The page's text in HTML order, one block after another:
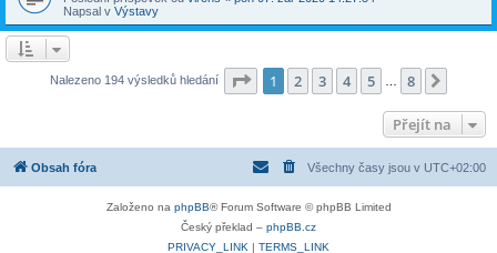
Napsal v Výstavy
Nalezeno 194 výsledků hledání Stránka z
1 2 3 4 5 8
Přejít na
Obsah fóra Všechny časy jsou v UTC+02:00
Založeno na phpBB® Forum Software © phpBB Limited
Český překlad – phpBB.cz
PRIVACY_LINK | TERMS_LINK